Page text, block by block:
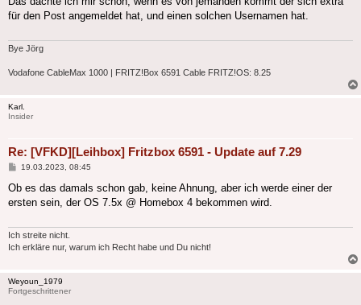
für den Post angemeldet hat, und einen solchen Usernamen hat.
Bye Jörg
Vodafone CableMax 1000 | FRITZ!Box 6591 Cable FRITZ!OS: 8.25
Karl.
Insider
Re: [VFKD][Leihbox] Fritzbox 6591 - Update auf 7.29
Beitrag
19.03.2023, 08:45
Ob es das damals schon gab, keine Ahnung, aber ich werde einer der
ersten sein, der OS 7.5x @ Homebox 4 bekommen wird.
Ich streite nicht.
Ich erkläre nur, warum ich Recht habe und Du nicht!
Weyoun_1979
Fortgeschrittener